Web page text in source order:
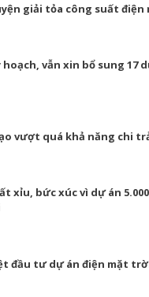
giải tỏa công suất
hoạch, vẫn xin bổ sung 17
vượt quá khả năng chi
xỉu, bức xúc vì dự án
đầu tư dự án điện mặt